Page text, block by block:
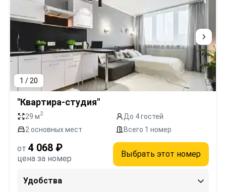
1 / 20
"Квартира-студия"
29 м2
До 4 гостей
2 основных мест
Всего 1 номер
от 4 068 ₽
цена за номер Выбрать этот номер
Удобства